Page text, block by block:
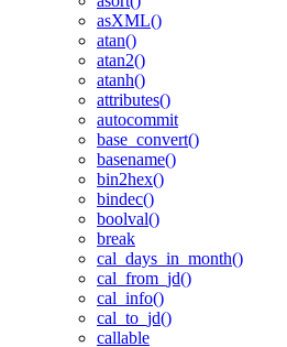
asXML()
atan()
atan2()
atanh()
attributes()
autocommit
base_convert()
basename()
bin2hex()
bindec()
boolval()
break
cal_days_in_month()
cal_from_jd()
cal_info()
cal_to_jd()
callable